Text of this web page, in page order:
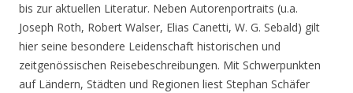
bis zur aktuellen Literatur. Neben Autorenportraits (u.a.
Joseph Roth, Robert Walser, Elias Canetti, W. G. Sebald) gilt
hier seine besondere Leidenschaft historischen und
zeitgenössischen Reisebeschreibungen. Mit Schwerpunkten
auf Ländern, Städten und Regionen liest Stephan Schäfer